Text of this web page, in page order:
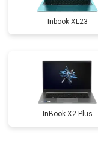
Inbook XL23
InBook X2 Plus